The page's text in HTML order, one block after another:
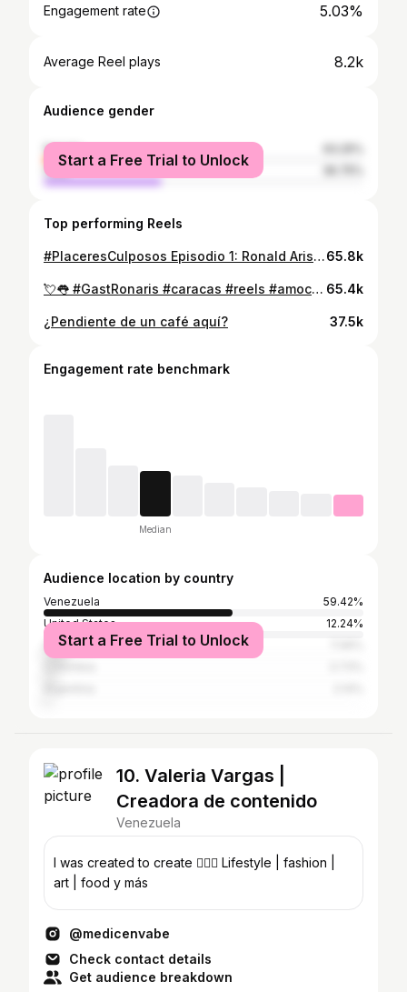
Engagement rate 5.03%
Average Reel plays 8.2k
Audience gender
female
male
Start a Free Trial to Unlock
Top performing Reels
#PlaceresCulposos Episodio 1: Ronald Aristimuño. ¿Has probado o te atreverías a probar esta combinación? 🎥 @dianitaruizhueck / @samuelkaufman65.8k
💘👅 #GastRonaris #caracas #reels #amocomer #audio #chiste #hamburguesa #burger #comerencaracas #audioreels 65.4k
¿Pendiente de un café aquí? 37.5k
Engagement rate benchmark
Median
Audience location by country
Venezuela
59.42%
United States
12.24%
Spain
Start a Free Trial to Unlock
10. Valeria Vargas |
Creadora de contenido
Venezuela
I was created to create 🧚🏻‍♀️ Lifestyle | fashion |
art | food y más
@medicenvabe
Check contact details
Get audience breakdown